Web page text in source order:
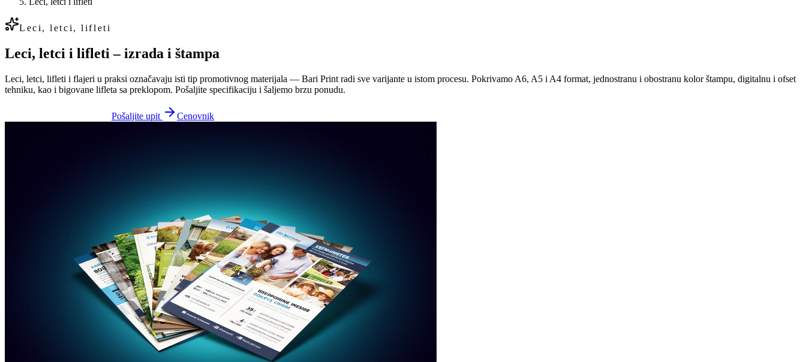
Leci, letci, lifleti
Leci, letci i lifleti – izrada i štampa
Leci, letci, lifleti i flajeri u praksi označavaju isti tip promotivnog materijala — Bari Print radi sve varijante u istom procesu. Pokrivamo A6, A5 i A4 format, jednostranu i obostranu kolor štampu, digitalnu i ofset
tehniku, kao i bigovane lifleta sa preklopom. Pošaljite specifikaciju i šaljemo brzu ponudu.
Pošaljite upit Cenovnik